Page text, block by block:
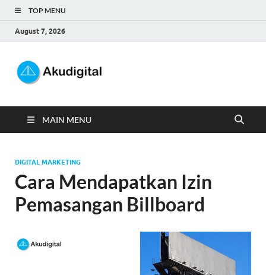
TOP MENU
August 7, 2026
MAIN MENU
DIGITAL MARKETING
Cara Mendapatkan Izin
Pemasangan Billboard